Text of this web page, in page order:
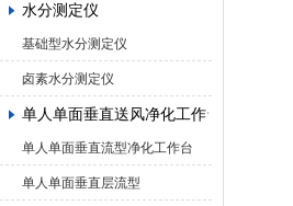
水分测定仪
基础型水分测定仪
卤素水分测定仪
单人单面垂直送风净化工作台
单人单面垂直流型净化工作台
单人单面垂直层流型